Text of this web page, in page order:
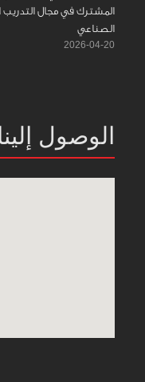
المشترك في مجال
الصناعي
2026-04-20
الوصول